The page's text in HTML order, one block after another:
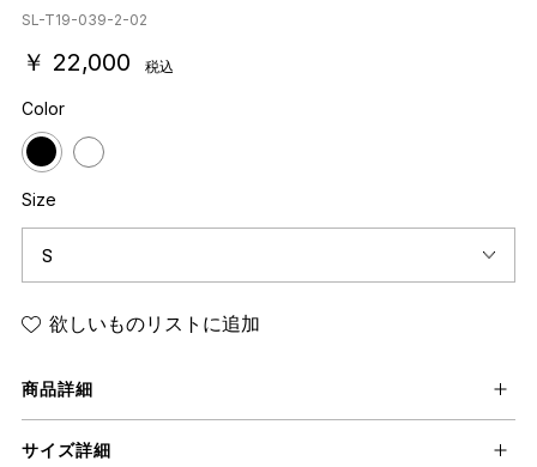
SL-T19-039-2-02
￥ 22,000 税込
Color
Size
欲しいものリストに追加
商品詳細
サイズ詳細